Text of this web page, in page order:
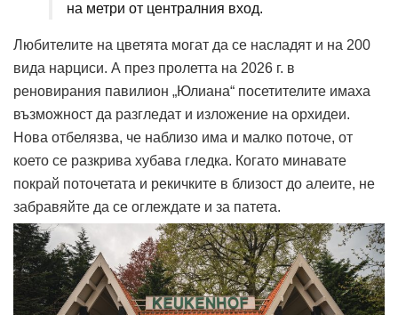
на метри от централния вход.
Любителите на цветята могат да се насладят и на 200
вида нарциси. А през пролетта на 2026 г. в
реновирания павилион „Юлиана“ посетителите имаха
възможност да разгледат и изложение на орхидеи.
Нова отбелязва, че наблизо има и малко поточе, от
което се разкрива хубава гледка. Когато минавате
покрай поточетата и рекичките в близост до алеите, не
забравяйте да се оглеждате и за патета.